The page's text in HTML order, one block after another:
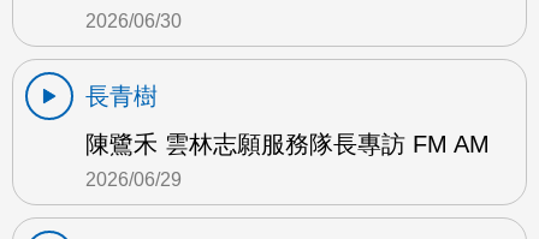
2026/06/30
長青樹
陳鷺禾 雲林志願服務隊長專訪 FM AM
2026/06/29